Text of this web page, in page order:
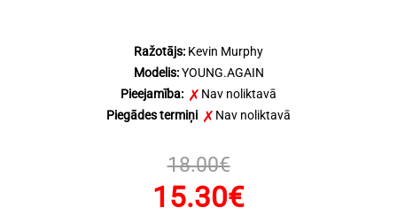
Ražotājs: Kevin Murphy
Modelis:YOUNG.AGAIN
Pieejamība:
Nav noliktavā
Piegādes termiņi
Nav noliktavā
18.00€
15.30€